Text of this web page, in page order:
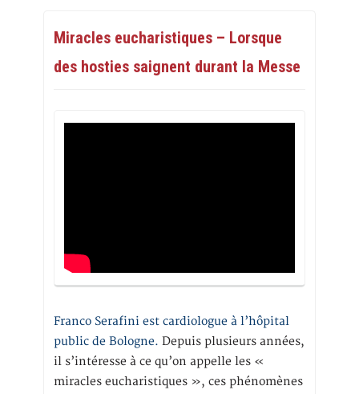
Miracles eucharistiques – Lorsque
des hosties saignent durant la Messe
Franco Serafini est cardiologue à l’hôpital
public de Bologne. Depuis plusieurs années,
il s’intéresse à ce qu’on appelle les «
miracles eucharistiques », ces phénomènes